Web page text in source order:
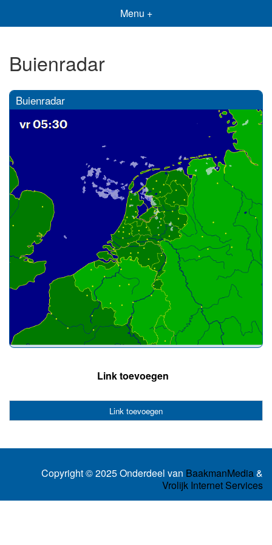
Menu +
Buienradar
Buienradar
Link toevoegen
Link toevoegen
Copyright © 2025 Onderdeel van BaakmanMedia&
Vrolijk Internet Services